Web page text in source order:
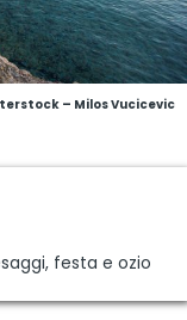
– Milos Vucicevic
festa e ozio